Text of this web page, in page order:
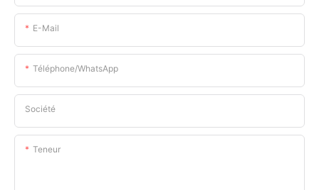
E-Mail
Téléphone/WhatsApp
Société
Teneur